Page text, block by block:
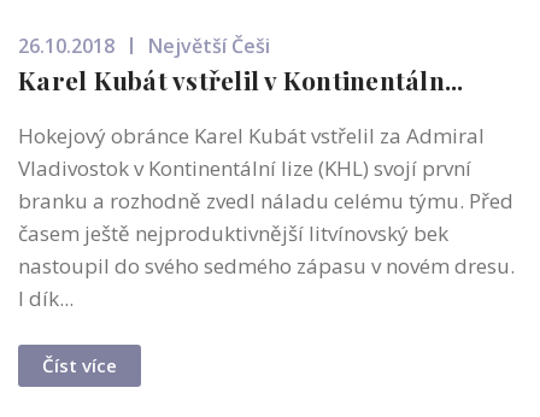
26.10.2018 Největší Češi
Karel Kubát vstřelil v Kontinentáln...
Hokejový obránce Karel Kubát vstřelil za Admiral
Vladivostok v Kontinentální lize (KHL) svojí první
branku a rozhodně zvedl náladu celému týmu. Před
časem ještě nejproduktivnější litvínovský bek
nastoupil do svého sedmého zápasu v novém dresu.
I dík...
Číst více